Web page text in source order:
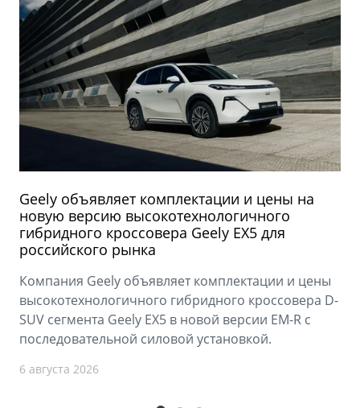
Geely объявляет комплектации и цены на
новую версию высокотехнологичного
гибридного кроссовера Geely EX5 для
российского рынка
Компания Geely объявляет комплектации и цены
высокотехнологичного гибридного кроссовера D-
SUV сегмента Geely EX5 в новой версии EM-R с
последовательной силовой установкой.
6 августа 2026